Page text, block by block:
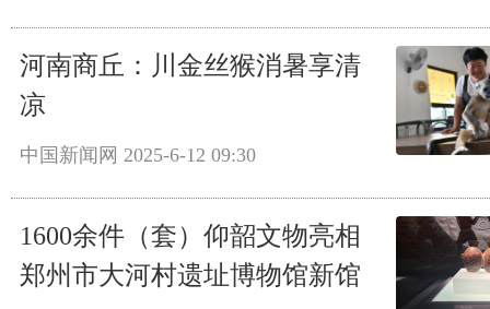
河南商丘：川金丝猴消暑享清
凉
中国新闻网 2025-6-12 09:30
1600余件（套）仰韶文物亮相
郑州市大河村遗址博物馆新馆